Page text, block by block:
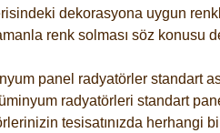
dekorasyona uygun
renk solması söz konusu
panel radyatörler standart
radyatörleri standart
tesisatınızda